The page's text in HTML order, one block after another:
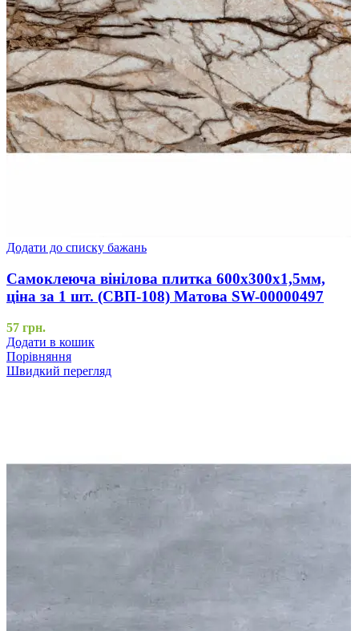
Додати до списку бажань
Самоклеюча вінілова плитка 600х300х1,5мм,
ціна за 1 шт. (СВП-108) Матова SW-00000497
57 грн.
Додати в кошик
Порівняння
Швидкий перегляд